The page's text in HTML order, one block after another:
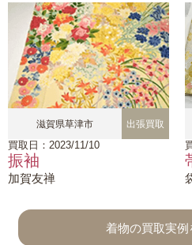
滋賀県草津市 出張買取
買取日：2023/11/10
振袖
加賀友禅
着物の買取実例